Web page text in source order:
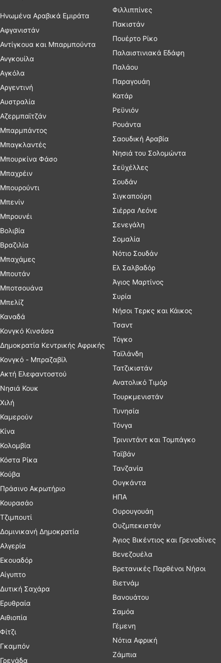
Ηνωμένα Αραβικά Εμιράτα
Αφγανιστάν
Αντίγκουα και Μπαρμπούντα
Ανγκουίλα
Αγκόλα
Αργεντινή
Αυστραλία
Αζερμπαϊτζάν
Μπαρμπάντος
Μπαγκλαντές
Μπουρκίνα Φάσο
Μπαχρέιν
Μπουρούντι
Μπενίν
Μπρουνέι
Βολιβία
Βραζιλία
Μπαχάμες
Μπουτάν
Μποτσουάνα
Μπελίζ
Καναδά
Κονγκό Κινσάσα
Δημοκρατία Κεντρικής Αφρικής
Κονγκό - Μπραζαβίλ
Ακτή Ελεφαντοστού
Νησιά Κουκ
Χιλή
Καμερούν
Κίνα
Κολομβία
Κόστα Ρίκα
Κούβα
Πράσινο Ακρωτήριο
Κουρασάο
Τζιμπουτί
Δομινικανή Δημοκρατία
Αλγερία
Εκουαδόρ
Αίγυπτο
Δυτική Σαχάρα
Ερυθραία
Αιθιοπία
Φίτζι
Γκαμπόν
Γρενάδα
Φιλλιππίνες
Πακιστάν
Πουέρτο Ρίκο
Παλαιστινιακά Εδάφη
Παλάου
Παραγουάη
Κατάρ
Ρεϋνιόν
Ρουάντα
Σαουδική Αραβία
Νησιά του Σολομώντα
Σεϋχέλλες
Σουδάν
Σιγκαπούρη
Σιέρρα Λεόνε
Σενεγάλη
Σομαλία
Νότιο Σουδάν
Ελ Σαλβαδόρ
Άγιος Μαρτίνος
Συρία
Νήσοι Τερκς και Κάικος
Τσαντ
Τόγκο
Ταϊλάνδη
Τατζικιστάν
Ανατολικό Τιμόρ
Τουρκμενιστάν
Τυνησία
Τόνγα
Τρινιντάντ και Τομπάγκο
Ταϊβάν
Τανζανία
Ουγκάντα
ΗΠΑ
Ουρουγουάη
Ουζμπεκιστάν
Άγιος Βικέντιος και Γρεναδίνες
Βενεζουέλα
Βρετανικές Παρθένοι Νήσοι
Βιετνάμ
Βανουάτου
Σαμόα
Γέμενη
Νότια Αφρική
Ζάμπια